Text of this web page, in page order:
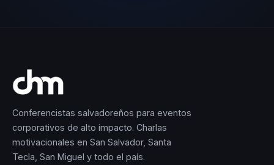
Conferencistas salvadoreños para eventos
corporativos de alto impacto. Charlas
motivacionales en San Salvador, Santa
Tecla, San Miguel y todo el país.